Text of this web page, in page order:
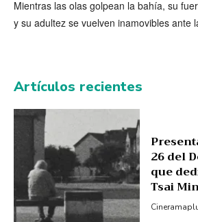
Mientras las olas golpean la bahía, su
y su adultez se vuelven inamovibles ante
Artículos recientes
26 del
que
Tsai